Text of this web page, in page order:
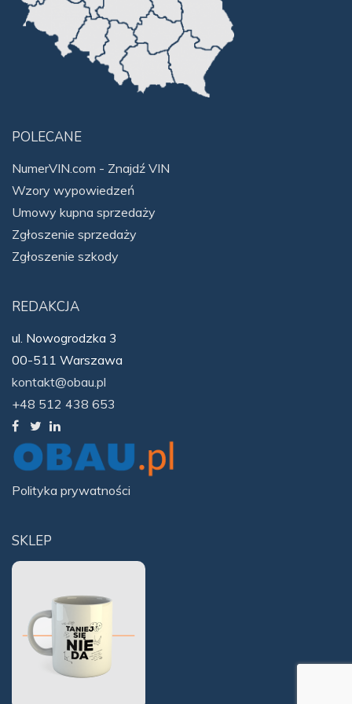
SKLEP
POLECANE
NumerVIN.com - Znajdź VIN
Wzory wypowiedzeń
Umowy kupna sprzedaży
Zgłoszenie sprzedaży
Zgłoszenie szkody
REDAKCJA
ul. Nowogrodzka 3
00-511 Warszawa
kontakt@obau.pl
+48 512 438 653
Polityka prywatności